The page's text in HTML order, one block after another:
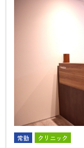
常勤 クリニック